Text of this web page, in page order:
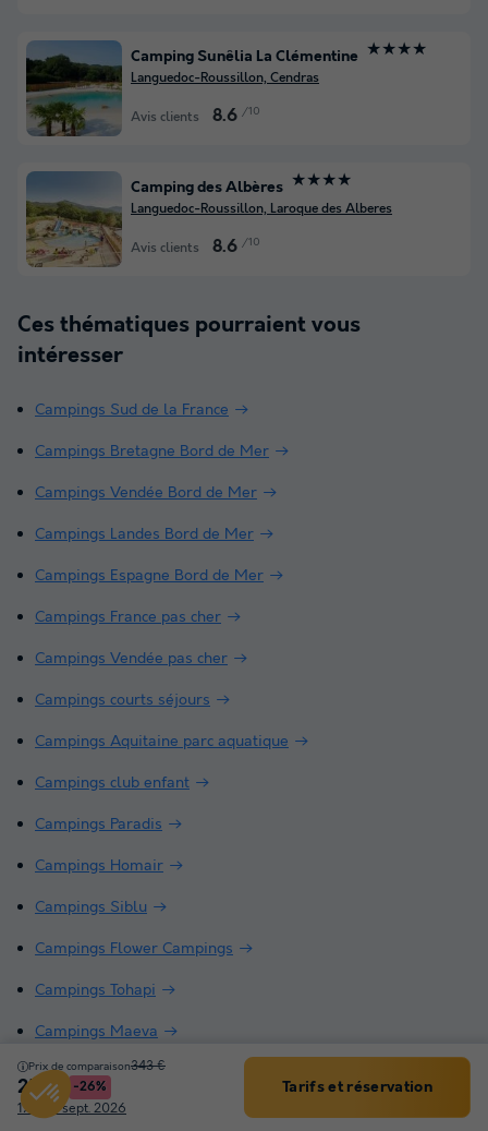
Prix de comparaison343 €
-26%
252 €
17 - 24 sept. 2026
Tarifs et réservation
Camping Sunêlia La Clémentine ★★★★
Languedoc-Roussillon, Cendras
Avis clients 8.6 /10
Camping des Albères ★★★★
Languedoc-Roussillon, Laroque des Alberes
Avis clients 8.6 /10
Ces thématiques pourraient vous
intéresser
Campings Sud de la France
Campings Bretagne Bord de Mer
Campings Vendée Bord de Mer
Campings Landes Bord de Mer
Campings Espagne Bord de Mer
Campings France pas cher
Campings Vendée pas cher
Campings courts séjours
Campings Aquitaine parc aquatique
Campings club enfant
Campings Paradis
Campings Homair
Campings Siblu
Campings Flower Campings
Campings Tohapi
Campings Maeva
France